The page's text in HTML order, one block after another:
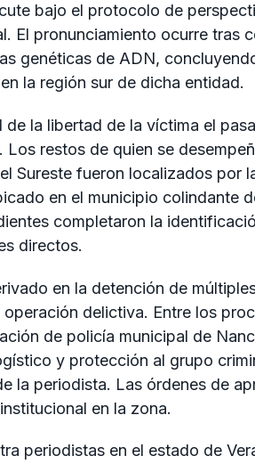
bajo el protocolo de
El pronunciamiento ocurre tras
genéticas de ADN,
la región sur de dicha entidad.
la libertad de la víctima el
Los restos de quien se
Sureste fueron localizados por
en el municipio colindante
completaron la
directos.
en la detención de
delictiva. Entre los
de policía municipal de
y protección al grupo
la periodista. Las órdenes de
en la zona.
periodistas en el estado de